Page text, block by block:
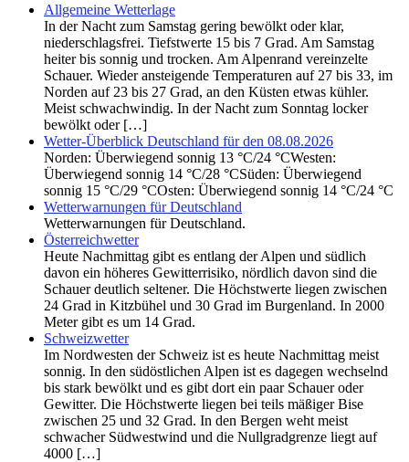
Allgemeine Wetterlage
In der Nacht zum Samstag gering bewölkt oder klar,
niederschlagsfrei. Tiefstwerte 15 bis 7 Grad. Am Samstag
heiter bis sonnig und trocken. Am Alpenrand vereinzelte
Schauer. Wieder ansteigende Temperaturen auf 27 bis 33, im
Norden auf 23 bis 27 Grad, an den Küsten etwas kühler.
Meist schwachwindig. In der Nacht zum Sonntag locker
bewölkt oder […]
Wetter-Überblick Deutschland für den 08.08.2026
Norden: Überwiegend sonnig 13 °C/24 °CWesten:
Überwiegend sonnig 14 °C/28 °CSüden: Überwiegend
sonnig 15 °C/29 °COsten: Überwiegend sonnig 14 °C/24 °C
Wetterwarnungen für Deutschland
Wetterwarnungen für Deutschland.
Österreichwetter
Heute Nachmittag gibt es entlang der Alpen und südlich
davon ein höheres Gewitterrisiko, nördlich davon sind die
Schauer deutlich seltener. Die Höchstwerte liegen zwischen
24 Grad in Kitzbühel und 30 Grad im Burgenland. In 2000
Meter gibt es um 14 Grad.
Schweizwetter
Im Nordwesten der Schweiz ist es heute Nachmittag meist
sonnig. In den südöstlichen Alpen ist es dagegen wechselnd
bis stark bewölkt und es gibt dort ein paar Schauer oder
Gewitter. Die Höchstwerte liegen bei teils mäßiger Bise
zwischen 25 und 32 Grad. In den Bergen weht meist
schwacher Südwestwind und die Nullgradgrenze liegt auf
4000 […]